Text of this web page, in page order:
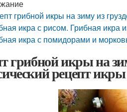
грибной икры на зиму из
икра с рисом. Грибная икра
икра с помидорами и
грибной икры на
рецепт